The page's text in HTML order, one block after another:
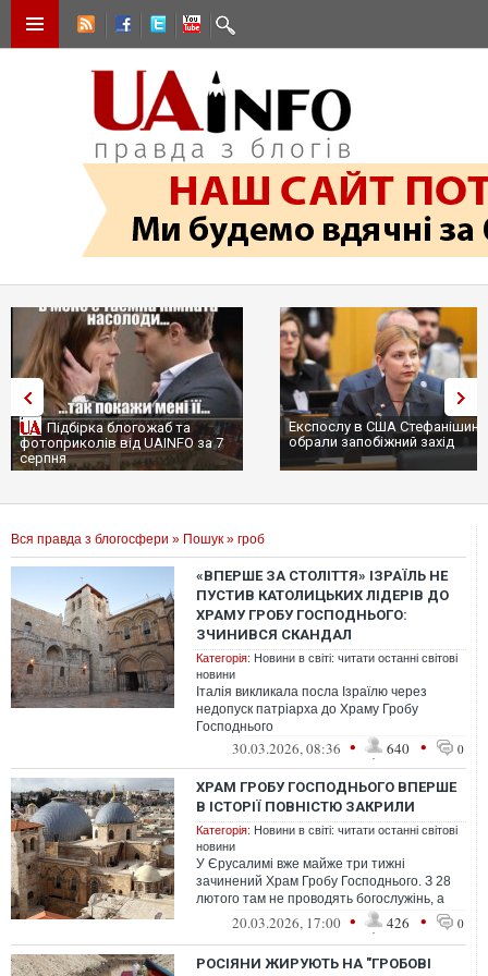
Підбірка блогожаб та
фотоприколів від UAINFO за 7
серпня
Експослу в США
обрали запобіжний захід
Вся правда з блогосфери » Пошук » гроб
«ВПЕРШЕ ЗА СТОЛІТТЯ» ІЗРАЇЛЬ НЕ
ПУСТИВ КАТОЛИЦЬКИХ ЛІДЕРІВ ДО
ХРАМУ ГРОБУ ГОСПОДНЬОГО:
ЗЧИНИВСЯ СКАНДАЛ
Категорія: Новини в світі: читати останні світові
новини
Італія викликала посла Ізраїлю через
недопуск патріарха до Храму Гробу
Господнього
30.03.2026, 08:36 • 640 • 0
ХРАМ ГРОБУ ГОСПОДНЬОГО ВПЕРШЕ
В ІСТОРІЇ ПОВНІСТЮ ЗАКРИЛИ
Категорія: Новини в світі: читати останні світові
новини
У Єрусалимі вже майже три тижні
зачинений Храм Гробу Господнього. З 28
лютого там не проводять богослужінь, а
вірянам заборонено відвідувати святиню
20.03.2026, 17:00 • 426 • 0
РОСІЯНИ ЖИРУЮТЬ НА "ГРОБОВІ